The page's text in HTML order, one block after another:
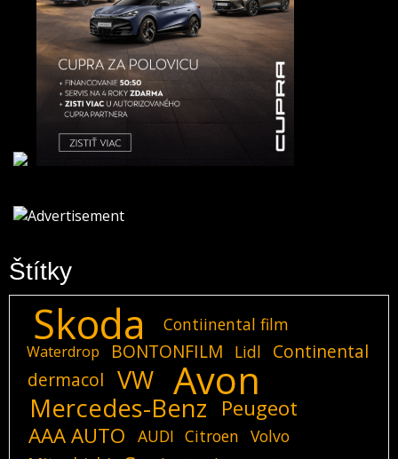
Štítky
Skoda Contiinental film
Waterdrop BONTONFILM Lidl
Continental
dermacol
VW Avon
Mercedes-Benz
Peugeot
AAA AUTO
AUDI Citroen Volvo